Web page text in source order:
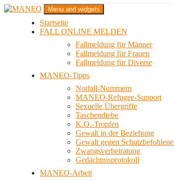
Zum
MANEO
Das schwule Anti-Gewalt-Projekt in Berlin
Menu and widgets
Startseite
FALL ONLINE MELDEN
Fallmeldung für Männer
Fallmeldung für Frauen
Fallmeldung für Diverse
MANEO-Tipps
Notfall-Nummern
MANEO-Refugee-Support
Sexuelle Übergriffe
Taschendiebe
K.O.-Tropfen
Gewalt in der Beziehung
Gewalt gegen Schutzbefohlene
Zwangsverheiratung
Gedächtnisprotokoll
MANEO-Arbeit